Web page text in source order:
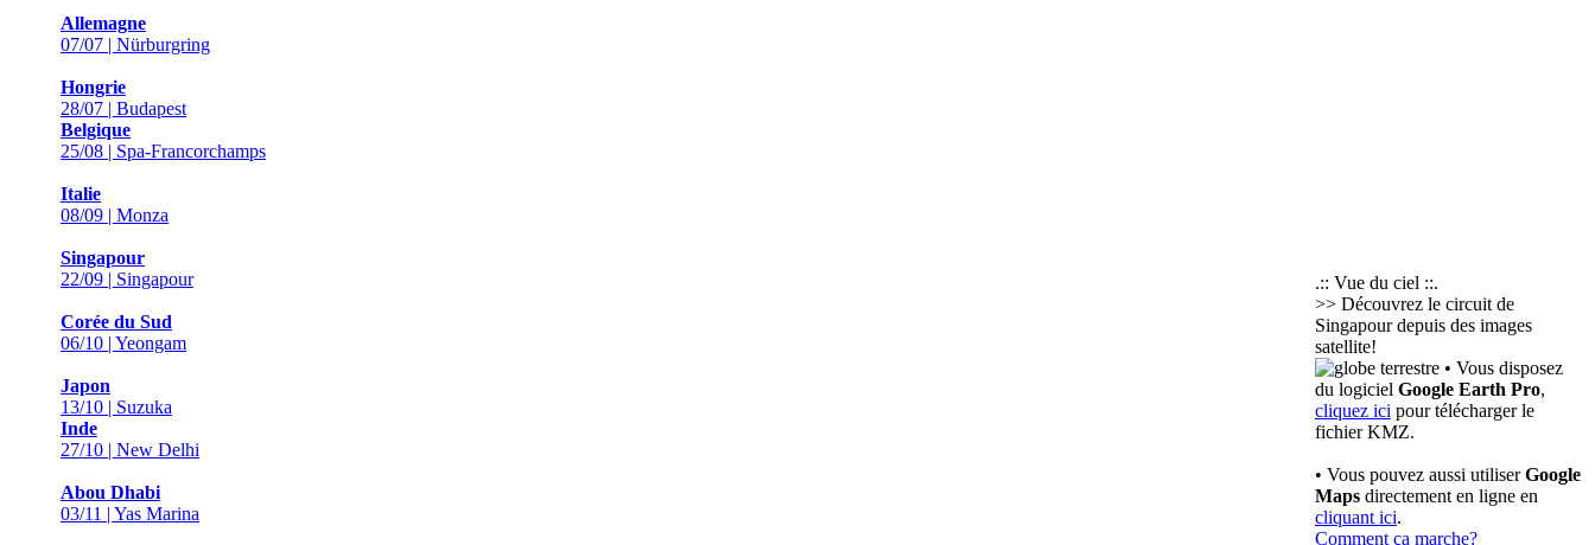
Allemagne
07/07 | Nürburgring
Hongrie
28/07 | Budapest
Belgique
25/08 | Spa-Francorchamps
Italie
08/09 | Monza
Singapour
22/09 | Singapour
Corée du Sud
06/10 | Yeongam
Japon
13/10 | Suzuka
Inde
27/10 | New Delhi
Abou Dhabi
03/11 | Yas Marina
.:: Vue du ciel ::.
>> Découvrez le circuit de
Singapour depuis des images
satellite!
• Vous disposez
du logiciel Google Earth Pro,
cliquez ici pour télécharger le
fichier KMZ.
• Vous pouvez aussi utiliserGoogle
Maps directement en ligne en
cliquant ici.
Comment ça marche?